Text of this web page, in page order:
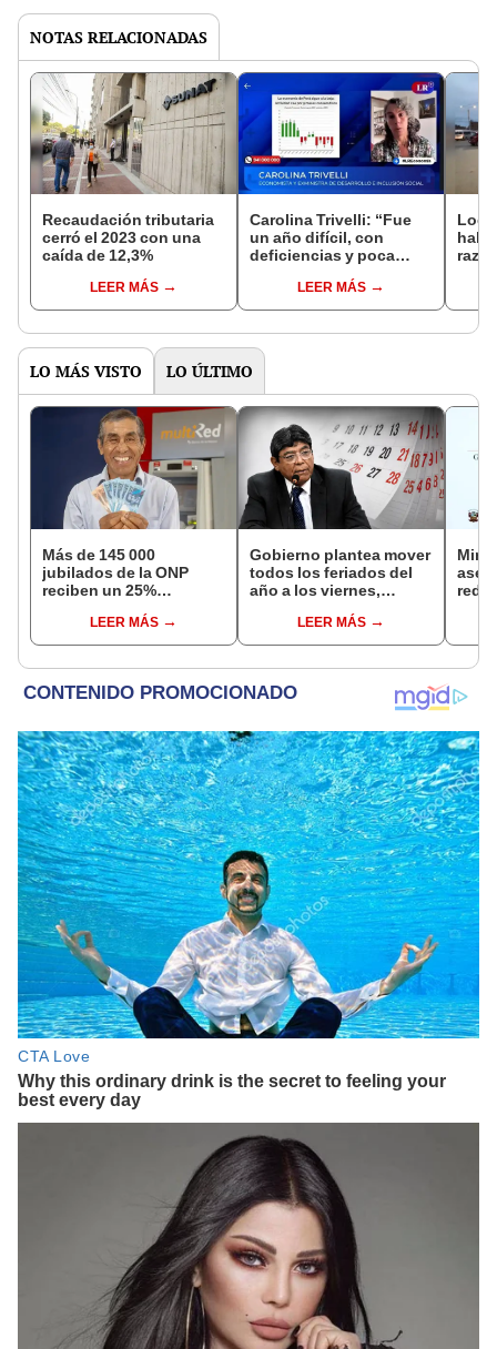
NOTAS RELACIONADAS
Recaudación tributaria
cerró el 2023 con una
caída de 12,3%
LEER MÁS
Carolina Trivelli: “Fue
un año difícil, con
deficiencias y poca
LEER MÁS
LO MÁS VISTO LO ÚLTIMO
Más de 145 000
jubilados de la ONP
reciben un 25%
en agostoLEER MÁS
Gobierno plantea mover
todos los feriados del
año a los viernes,
Navidad y Año Nuevo
LEER MÁS